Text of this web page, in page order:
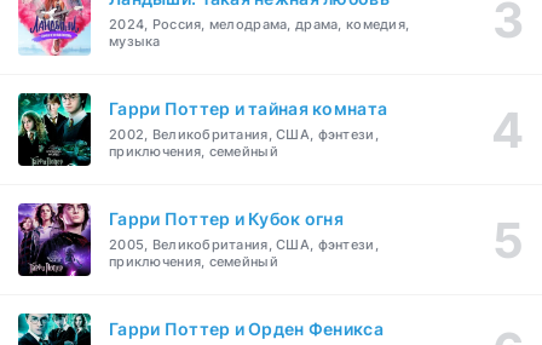
2024, Россия, мелодрама, драма, комедия,
музыка
Гарри Поттер и тайная комната
2002, Великобритания, США, фэнтези,
приключения, семейный
Гарри Поттер и Кубок огня
2005, Великобритания, США, фэнтези,
приключения, семейный
Гарри Поттер и Орден Феникса